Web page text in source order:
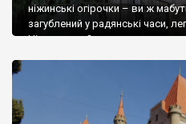
ніжинські огірочки – ви ж
загублений у радянські часи,
Ніжин греки?